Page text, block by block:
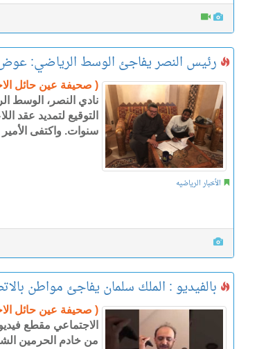
رئيس النصر يفاجئ الوسط الرياضي:
( صحيفة عين حائل
نادي النصر، الوسط
التوقيع لتمديد عقد
سنوات. واكتفى
الأخبار الرياضيه
بالفيديو : الملك سلمان يفاجئ مواطن
( صحيفة عين حائل
الاجتماعي مقطع
من خادم الحرمين